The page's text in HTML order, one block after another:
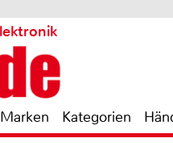
Marken Kategorien